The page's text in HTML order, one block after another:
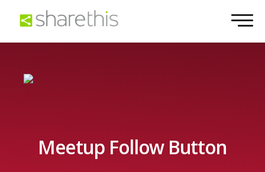
Meetup Follow Button